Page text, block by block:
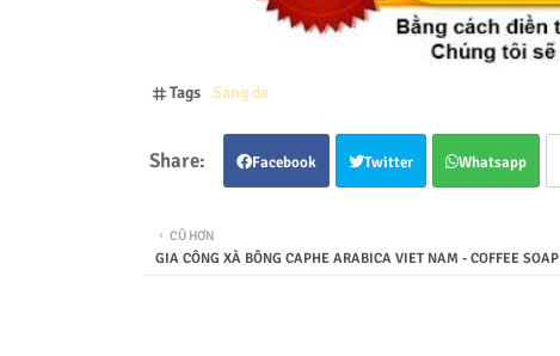
Tags Sáng da
Facebook Twitter Whatsapp
CŨ HƠN
GIA CÔNG XÀ BÔNG CAPHE ARABICA VIET NAM - COFFEE SOAP